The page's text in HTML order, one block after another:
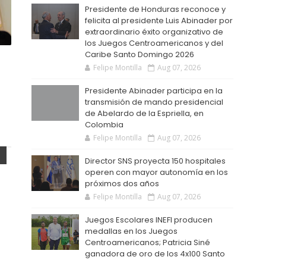
Presidente de Honduras reconoce y
felicita al presidente Luis Abinader por
extraordinario éxito organizativo de
los Juegos Centroamericanos y del
Caribe Santo Domingo 2026
Felipe Montilla Aug 07, 2026
Presidente Abinader participa en la
transmisión de mando presidencial
de Abelardo de la Espriella, en
Colombia
Felipe Montilla Aug 07, 2026
Director SNS proyecta 150 hospitales
operen con mayor autonomía en los
próximos dos años
Felipe Montilla Aug 07, 2026
Juegos Escolares INEFI producen
medallas en los Juegos
Centroamericanos; Patricia Siné
ganadora de oro de los 4x100 Santo